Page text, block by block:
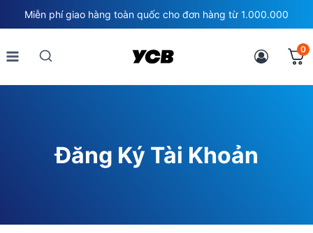
to
content
Miễn phí giao hàng toàn quốc cho đơn hàng từ 1.000.000
0
Đăng Ký Tài Khoản